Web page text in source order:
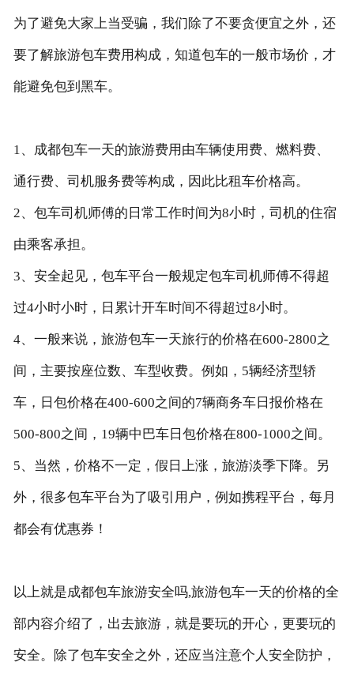
为了避免大家上当受骗，我们除了不要贪便宜之外，还
要了解旅游包车费用构成，知道包车的一般市场价，才
能避免包到黑车。
1、成都包车一天的旅游费用由车辆使用费、燃料费、
通行费、司机服务费等构成，因此比租车价格高。
2、包车司机师傅的日常工作时间为8小时，司机的住宿
由乘客承担。
3、安全起见，包车平台一般规定包车司机师傅不得超
过4小时小时，日累计开车时间不得超过8小时。
4、一般来说，旅游包车一天旅行的价格在600-2800之
间，主要按座位数、车型收费。例如，5辆经济型轿
车，日包价格在400-600之间的7辆商务车日报价格在
500-800之间，19辆中巴车日包价格在800-1000之间。
5、当然，价格不一定，假日上涨，旅游淡季下降。另
外，很多包车平台为了吸引用户，例如携程平台，每月
都会有优惠券！
以上就是成都包车旅游安全吗,旅游包车一天的价格的全
部内容介绍了，出去旅游，就是要玩的开心，更要玩的
安全。除了包车安全之外，还应当注意个人安全防护，